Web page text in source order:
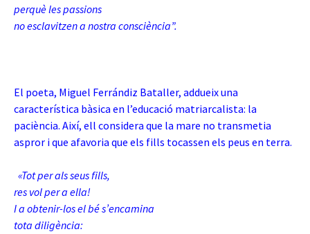
perquè les passions
no esclavitzen a nostra consciència”.
El poeta, Miguel Ferrándiz Bataller, addueix una
característica bàsica en l’educació matriarcalista: la
paciència. Així, ell considera que la mare no transmetia
aspror i que afavoria que els fills tocassen els peus en terra.
«Tot per als seus fills,
res vol per a ella!
I a obtenir-los el bé s’encamina
tota diligència: